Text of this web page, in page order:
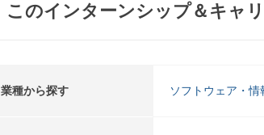
このインターンシップ＆キャ
業種から探す ソフトウェア・情